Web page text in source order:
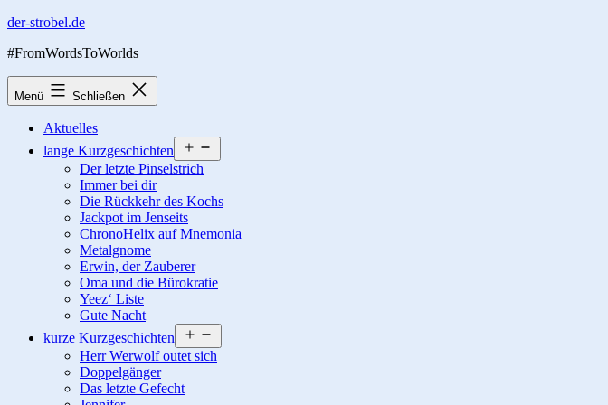
Zum
springen
der-strobel.de
#FromWordsToWorlds
Menü Schließen
Aktuelles
lange Kurzgeschichten
öffnen
Der letzte Pinselstrich
Immer bei dir
Die Rückkehr des Kochs
Jackpot im Jenseits
ChronoHelix auf Mnemonia
Metalgnome
Erwin, der Zauberer
Oma und die Bürokratie
Yeez‘ Liste
Gute Nacht
kurze Kurzgeschichten
öffnen
Herr Werwolf outet sich
Doppelgänger
Das letzte Gefecht